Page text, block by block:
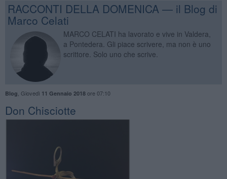
RACCONTI DELLA DOMENICA — il Blog di
Marco Celati
MARCO CELATI ha lavorato e vive in Valdera,
a Pontedera. Gli piace scrivere, ma non è uno
scrittore. Solo uno che scrive.
Blog Giovedì 11 Gennaio 2018ore 07:10
Don Chisciotte